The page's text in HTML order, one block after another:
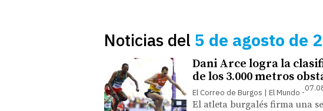
Noticias del 5 de agosto de
Dani Arce logra la
de los 3.000 metros
El Correo de Burgos | El Mundo
El atleta burgalés firma una